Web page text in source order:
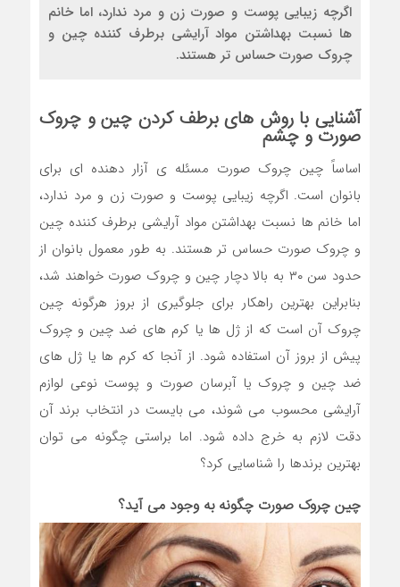
اگرچه زیبایی پوست و صورت زن و مرد ندارد، اما خانم
ها نسبت بهداشتن مواد آرایشی برطرف کننده چین و
چروک صورت حساس تر هستند.
آشنایی با روش های برطف کردن چین و چروک
صورت و چشم
اساساً چین چروک صورت مسئله ی آزار دهنده ای برای
بانوان است. اگرچه زیبایی پوست و صورت زن و مرد ندارد،
اما خانم ها نسبت بهداشتن مواد آرایشی برطرف کننده چین
و چروک صورت حساس تر هستند. به طور معمول بانوان از
حدود سن ۳۰ به بالا دچار چین و چروک صورت خواهند شد،
بنابراین بهترین راهکار برای جلوگیری از بروز هرگونه چین
چروک آن است که از ژل ها یا کرم های ضد چین و چروک
پیش از بروز آن استفاده شود. از آنجا که کرم ها یا ژل های
ضد چین و چروک یا آبرسان صورت و پوست نوعی لوازم
آرایشی محسوب می شوند، می بایست در انتخاب برند آن
دقت لازم به خرج داده شود. اما براستی چگونه می توان
بهترین برندها را شناسایی کرد؟
چین چروک صورت چگونه به وجود می آید؟